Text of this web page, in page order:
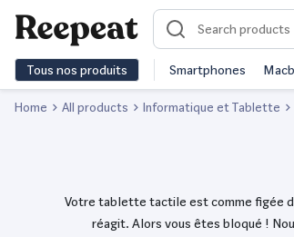
Tous nos produits Smartphones
Home All products Informatique et Tablette
Votre tablette tactile est comme figée
réagit. Alors vous êtes bloqué !